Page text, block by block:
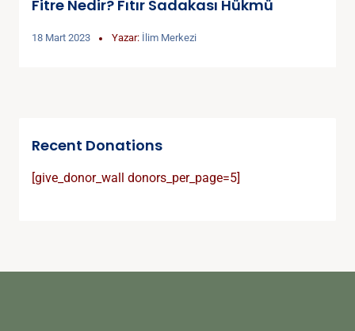
Fitre Nedir? Fıtır Sadakası Hükmü
18 Mart 2023 Yazar: İlim Merkezi
Recent Donations
[give_donor_wall donors_per_page=5]